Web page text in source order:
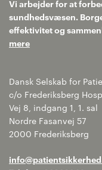
Vi arbejder for at
sundhedsvæsen.
effektivitet og
mere
Dansk Selskab for
c/o Frederiksberg
Vej 8, indgang 1, 1. sal
Nordre Fasanvej 57
2000 Frederiksberg